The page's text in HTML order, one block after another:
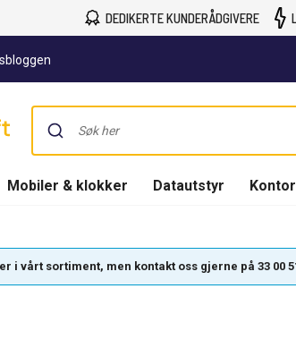
DEDIKERTE KUNDERÅDGIVERE
Mobiler & klokker Datautstyr
i vårt sortiment, men kontakt oss gjerne på 33